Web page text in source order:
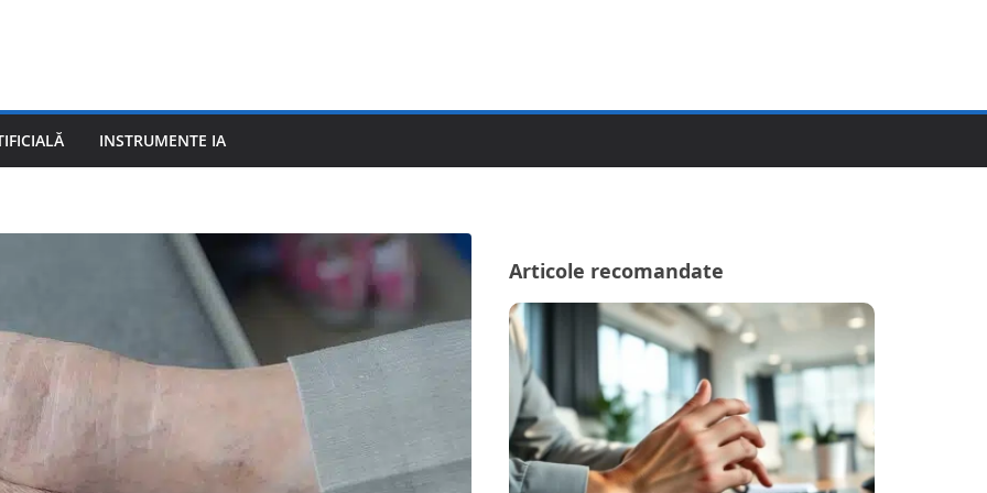
INSTRUMENTE IA
Articole recomandate